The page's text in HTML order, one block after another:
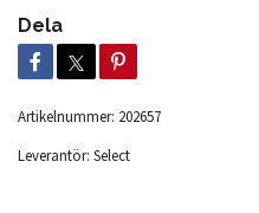
Dela
Artikelnummer: 202657
Leverantör: Select